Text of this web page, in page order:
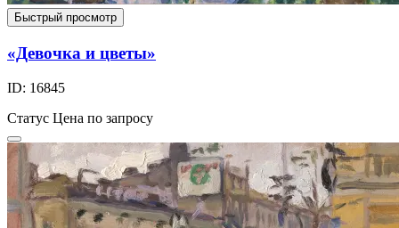
Быстрый просмотр
«Девочка и цветы»
ID: 16845
Статус Цена по запросу